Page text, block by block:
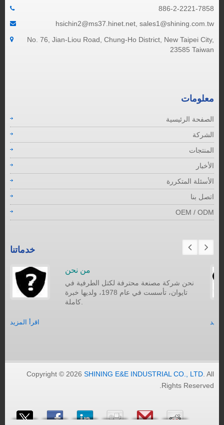
886-2-2221-7858
hsichin2@ms37.hinet.net, sales1@shining.com.tw
No. 76, Jian-Liou Road, Chung-Ho District, New Taipei City,
23585 Taiwan
معلومات
الصفحة الرئيسية
الشركة
المنتجات
الأخبار
الأسئلة المتكررة
اتصل بنا
OEM / ODM
خدماتنا
من نحن
نحن شركة مصنعة محترفة لكتل الطرفية في
تايوان، تأسست في عام 1978، ولديها خبرة
كاملة.
اقرأ المزيد
Copyright © 2026 SHINING E&E INDUSTRIAL CO., LTD. All
Rights Reserved.